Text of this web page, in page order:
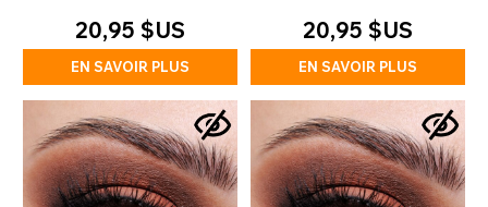
20,95 $US
EN SAVOIR PLUS
20,95 $US
EN SAVOIR PLUS